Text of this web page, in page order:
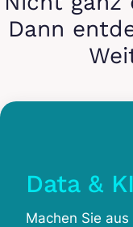
Dann
Data & KI
Machen Sie